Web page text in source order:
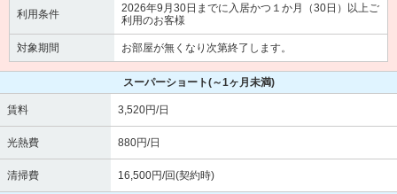
利用条件
2026年9月30日までに入居かつ１か月（30日）以上ご
利用のお客様
対象期間 お部屋が無くなり次第終了します。
スーパーショート(～1ヶ月未満)
賃料 3,520円/日
光熱費 880円/日
清掃費 16,500円/回(契約時)